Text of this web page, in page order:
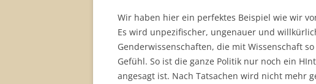
Wir haben hier ein perfektes Beispiel wie wir
Es wird unpezifischer, ungenauer und
Genderwissenschaften, die mit Wissenschaft
Gefühl. So ist die ganze Politik nur noch ein
angesagt ist. Nach Tatsachen wird nicht mehr